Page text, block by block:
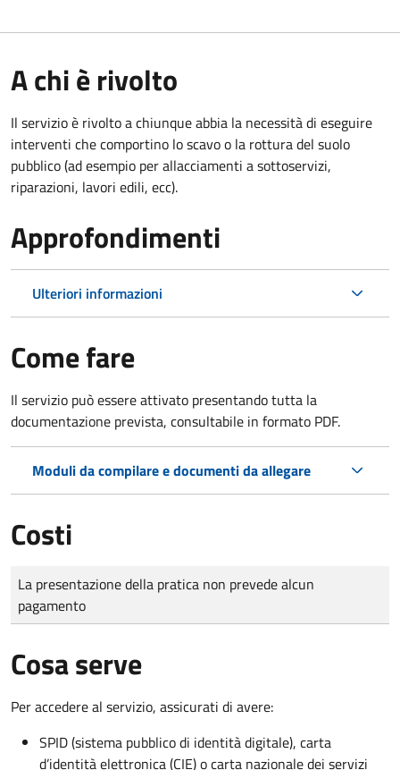
A chi è rivolto
Il servizio è rivolto a chiunque abbia la necessità di eseguire
interventi che comportino lo scavo o la rottura del suolo
pubblico (ad esempio per allacciamenti a sottoservizi,
riparazioni, lavori edili, ecc).
Approfondimenti
Ulteriori informazioni
Come fare
Il servizio può essere attivato presentando tutta la
documentazione prevista, consultabile in formato PDF.
Moduli da compilare e documenti da allegare
Costi
Tipo di pagamento
Importo
La presentazione della pratica non prevede alcun
pagamento
Cosa serve
Per accedere al servizio, assicurati di avere:
SPID (sistema pubblico di identità digitale), carta
d’identità elettronica (CIE) o carta nazionale dei servizi